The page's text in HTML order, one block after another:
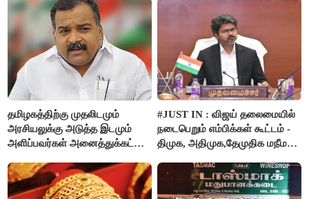
தமிழகத்திற்கு முதலிடமும்
அரசியலுக்கு அடுத்த இடமும்
அளிப்பவர்கள் அனைத்துக்கட்சி
பங்கேற்பார்கள் - மாணிக்கம்
தாகூர்..!!
#JUST IN : விஜய் தலைமையில்
நடைபெறும் எம்பிக்கள் கூட்டம் -
திமுக, அதிமுக,தேமுதிக மநீம